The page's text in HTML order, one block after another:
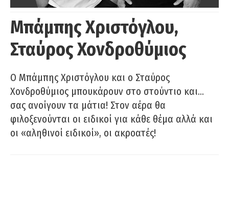
Μπάμπης Χριστόγλου,
Σταύρος Χονδροθύμιος
O Μπάμπης Χριστόγλου και ο Σταύρος
Χονδροθύμιος μπουκάρουν στο στούντιο και…
σας ανοίγουν τα μάτια! Στον αέρα θα
φιλοξενούνται οι ειδικοί για κάθε θέμα αλλά και
οι «αληθινοί ειδικοί», οι ακροατές!